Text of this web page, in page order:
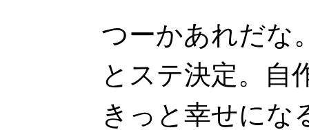
つーかあれだな
とステ決定。自
きっと幸せにな